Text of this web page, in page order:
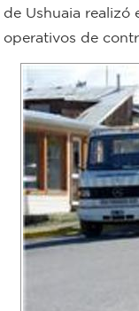
Municipal
Mi
bondi
Boleto
Personal
municipal
de Ushuaia realizó
operativos de